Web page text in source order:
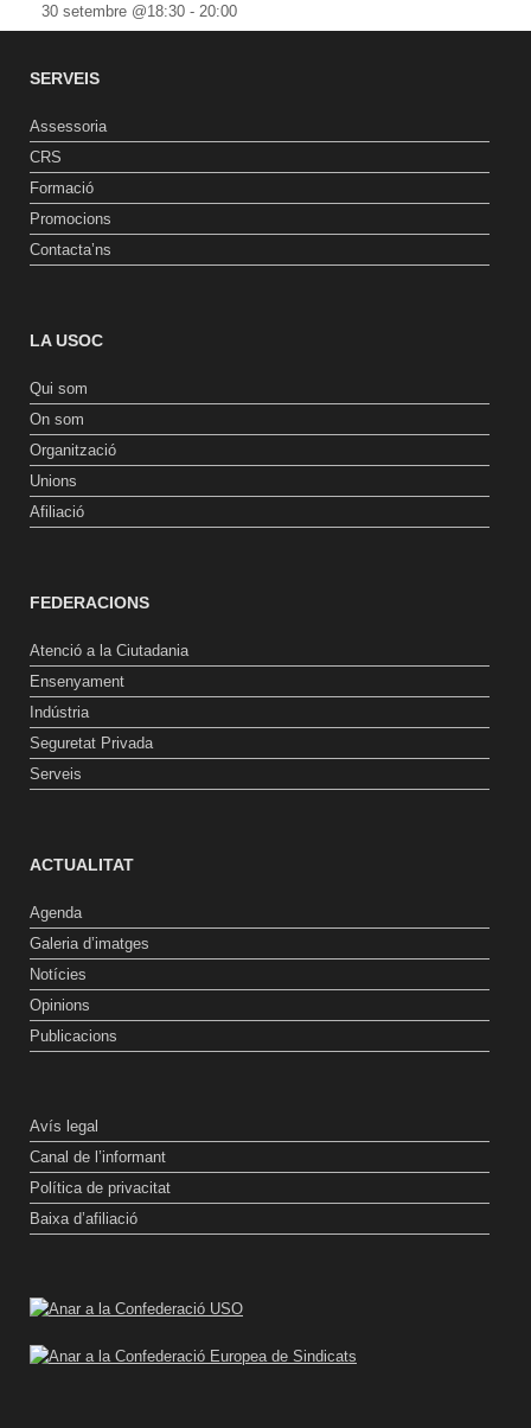
30 setembre @18:30 - 20:00
SERVEIS
Assessoria
CRS
Formació
Promocions
Contacta’ns
LA USOC
Qui som
On som
Organització
Unions
Afiliació
FEDERACIONS
Atenció a la Ciutadania
Ensenyament
Indústria
Seguretat Privada
Serveis
ACTUALITAT
Agenda
Galeria d’imatges
Notícies
Opinions
Publicacions
Avís legal
Canal de l’informant
Política de privacitat
Baixa d’afiliació